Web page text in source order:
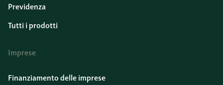
Previdenza
Tutti i prodotti
Imprese
Finanziamento delle imprese